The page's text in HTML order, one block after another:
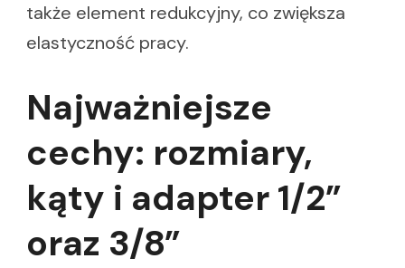
także element redukcyjny, co zwiększa
elastyczność pracy.
Najważniejsze
cechy: rozmiary,
kąty i adapter 1/2”
oraz 3/8”